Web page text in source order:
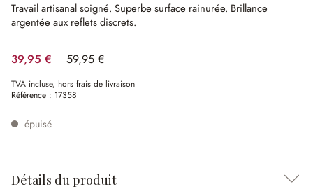
Travail artisanal soigné. Superbe surface rainurée. Brillance
argentée aux reflets discrets.
39,95 € 59,95 €
(33.36%spared)
TVA incluse, hors frais de livraison
Référence : 17358
épuisé
Détails du produit